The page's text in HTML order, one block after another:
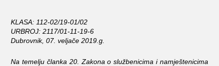
KLASA: 112-02/19-01/02
URBROJ: 2117/01-11-19-6
Dubrovnik, 07. veljače 2019.g.
Na temelju članka 20. Zakona o službenicima i namještenicima